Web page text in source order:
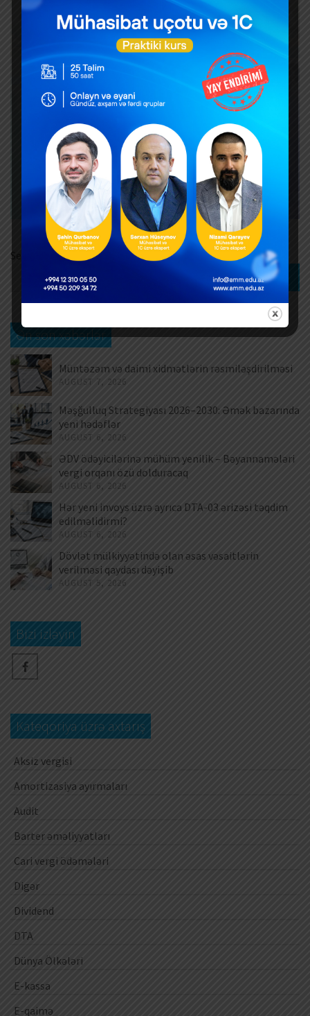
Search
Search
Ən son xəbərlər
Müntəzəm və daimi xidmətlərin rəsmiləşdirilməsi
AUGUST 7, 2026
Məşğulluq Strategiyası 2026–2030: Əmək bazarında
yeni hədəflər
AUGUST 6, 2026
ƏDV ödəyicilərinə mühüm yenilik – Bəyannamələri
vergi orqanı özü dolduracaq
AUGUST 6, 2026
Hər yeni invoys üzrə ayrıca DTA-03 ərizəsi təqdim
edilməlidirmi?
AUGUST 6, 2026
Dövlət mülkiyyətində olan əsas vəsaitlərin
verilməsi qaydası dəyişib
AUGUST 5, 2026
Bizi izləyin
Kateqoriya üzrə axtarış
Aksiz vergisi
Amortizasiya ayırmaları
Audit
Barter əməliyyatları
Cari vergi ödəmələri
Digər
Dividend
DTA
Dünya Ölkələri
E-kassa
E-qaimə